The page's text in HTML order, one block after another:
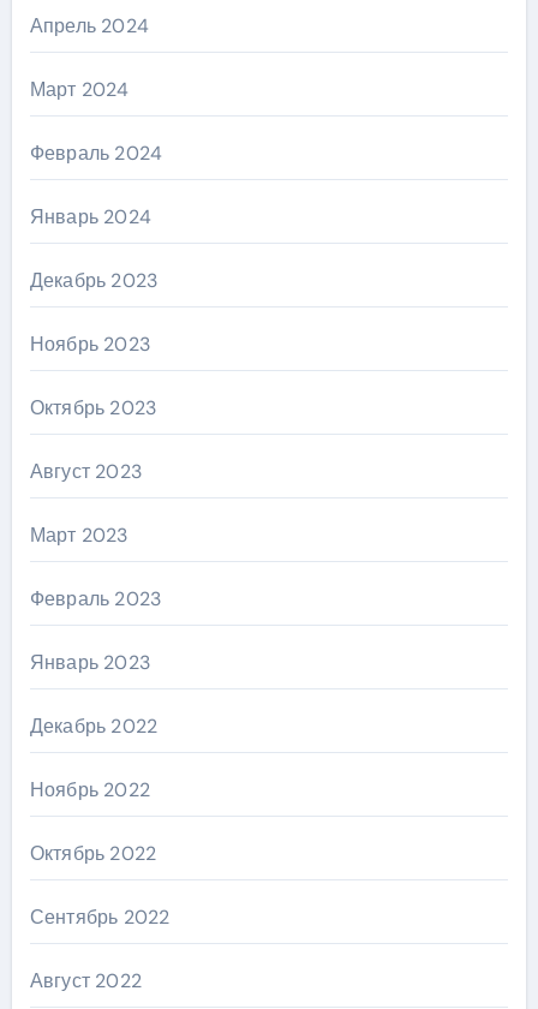
Апрель 2024
Март 2024
Февраль 2024
Январь 2024
Декабрь 2023
Ноябрь 2023
Октябрь 2023
Август 2023
Март 2023
Февраль 2023
Январь 2023
Декабрь 2022
Ноябрь 2022
Октябрь 2022
Сентябрь 2022
Август 2022